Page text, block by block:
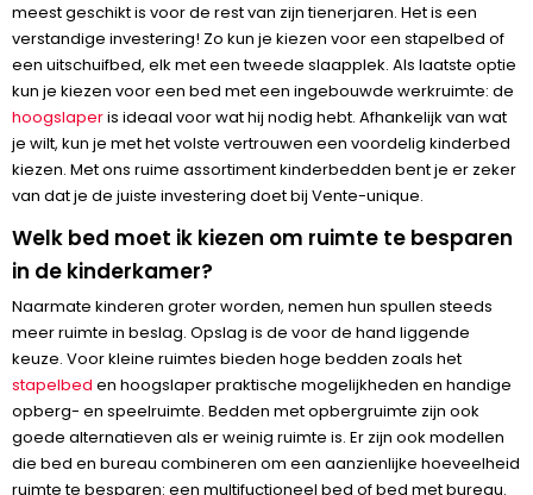
meest geschikt is voor de rest van zijn tienerjaren. Het is een
verstandige investering! Zo kun je kiezen voor een stapelbed of
een uitschuifbed, elk met een tweede slaapplek. Als laatste optie
kun je kiezen voor een bed met een ingebouwde werkruimte: de
hoogslaperis ideaal voor wat hij nodig hebt. Afhankelijk van wat
je wilt, kun je met het volste vertrouwen een voordelig kinderbed
kiezen. Met ons ruime assortiment kinderbedden bent je er zeker
van dat je de juiste investering doet bij Vente-unique.
Welk bed moet ik kiezen om ruimte te besparen
in de kinderkamer?
Naarmate kinderen groter worden, nemen hun spullen steeds
meer ruimte in beslag. Opslag is de voor de hand liggende
keuze. Voor kleine ruimtes bieden hoge bedden zoals het
stapelbed en hoogslaper praktische mogelijkheden en handige
opberg- en speelruimte. Bedden met opbergruimte zijn ook
goede alternatieven als er weinig ruimte is. Er zijn ook modellen
die bed en bureau combineren om een aanzienlijke hoeveelheid
ruimte te besparen: een multifuctioneel bed of bed met bureau.